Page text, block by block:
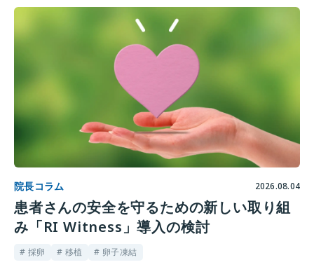
院長コラム 2026.08.04
患者さんの安全を守るための新しい取り組
み「RI Witness」導入の検討
# 採卵 # 移植 # 卵子凍結